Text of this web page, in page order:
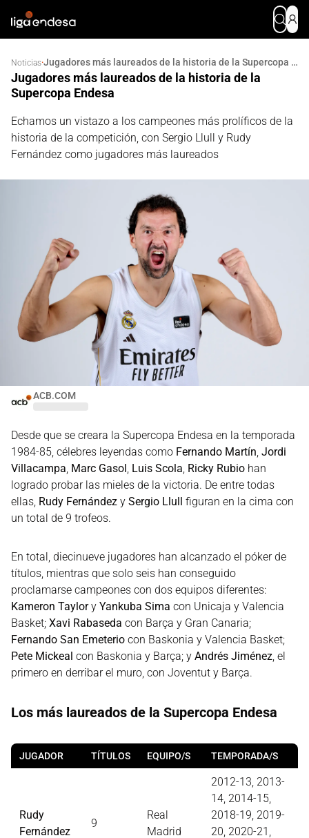
Noticias· Jugadores más laureados de la historia de la Supercopa Endesa
Jugadores más laureados de la historia de la
Supercopa Endesa
Echamos un vistazo a los campeones más prolíficos de la
historia de la competición, con Sergio Llull y Rudy
Fernández como jugadores más laureados
ACB.COM
Desde que se creara la Supercopa Endesa en la temporada
1984-85, célebres leyendas como Fernando Martín, Jordi
Villacampa, Marc Gasol, Luis Scola, Ricky Rubio han
logrado probar las mieles de la victoria. De entre todas
ellas, Rudy Fernández y Sergio Llull figuran en la cima con
un total de 9 trofeos.
En total, diecinueve jugadores han alcanzado el póker de
títulos, mientras que solo seis han conseguido
proclamarse campeones con dos equipos diferentes:
Kameron Taylory Yankuba Sima con Unicaja y Valencia
Basket; Xavi Rabaseda con Barça y Gran Canaria;
Fernando San Emeterio con Baskonia y Valencia Basket;
Pete Mickeal con Baskonia y Barça; y Andrés Jiménez, el
primero en derribar el muro, con Joventut y Barça.
Los más laureados de la Supercopa Endesa
JUGADOR TÍTULOS EQUIPO/S TEMPORADA/S
Rudy
Fernández
9
Real
Madrid
2012-13, 2013-
14, 2014-15,
2018-19, 2019-
20, 2020-21,